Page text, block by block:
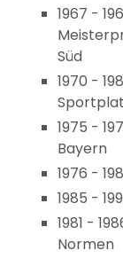
1967 -
Süd
1970 -
1975 -
Bayern
1976 -
1985 -
1981 -
Normen